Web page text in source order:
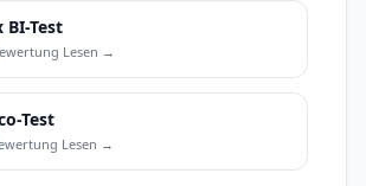
BI-Test
Lesen →
Test
Lesen →